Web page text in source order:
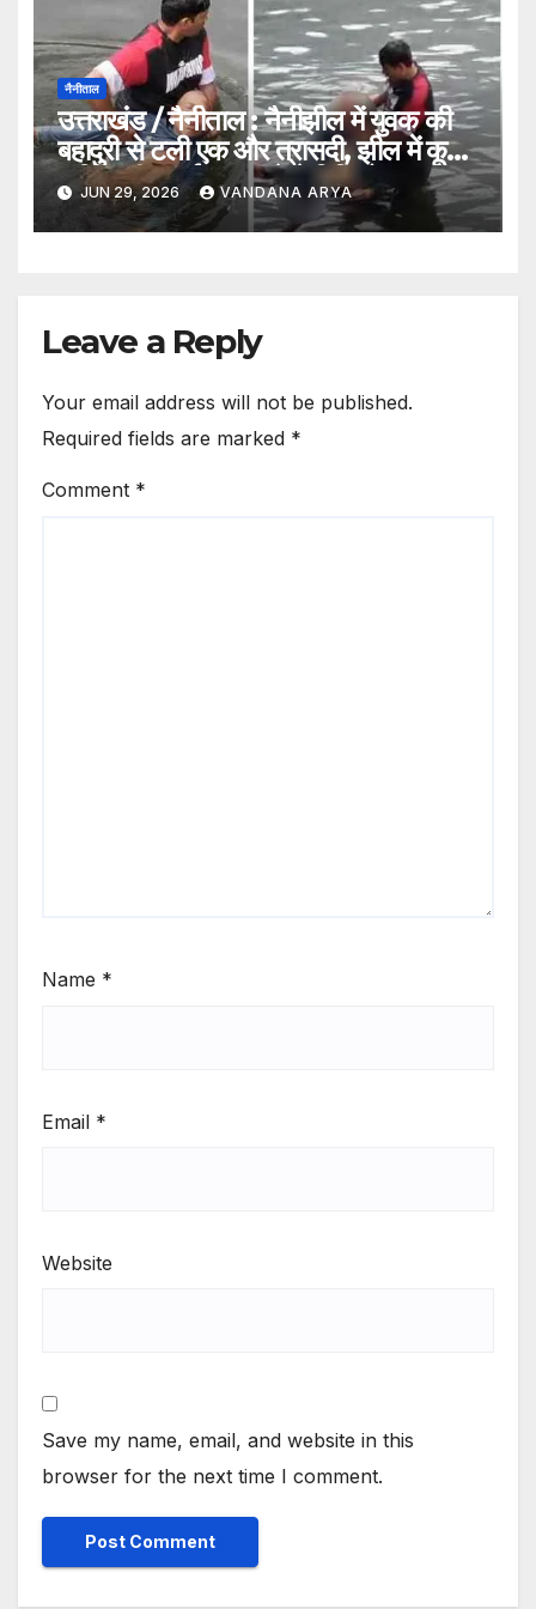
नैनीताल
उत्तराखंड / नैनीताल : नैनीझील में युवक की
बहादुरी से टली एक और त्रासदी, झील में कूदे
व्यक्ति की बचाई जान__देखे विडिओ !!
JUN 29, 2026 VANDANA ARYA
Leave a Reply
Your email address will not be published.
Required fields are marked *
Comment *
Name *
Email *
Website
Save my name, email, and website in this
browser for the next time I comment.